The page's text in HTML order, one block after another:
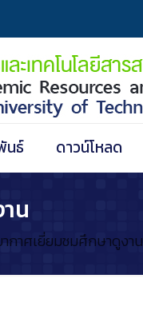
นธ์ ดาวน์โหลด
น
กาศเยี่ยมชมศึกษาดูงาน